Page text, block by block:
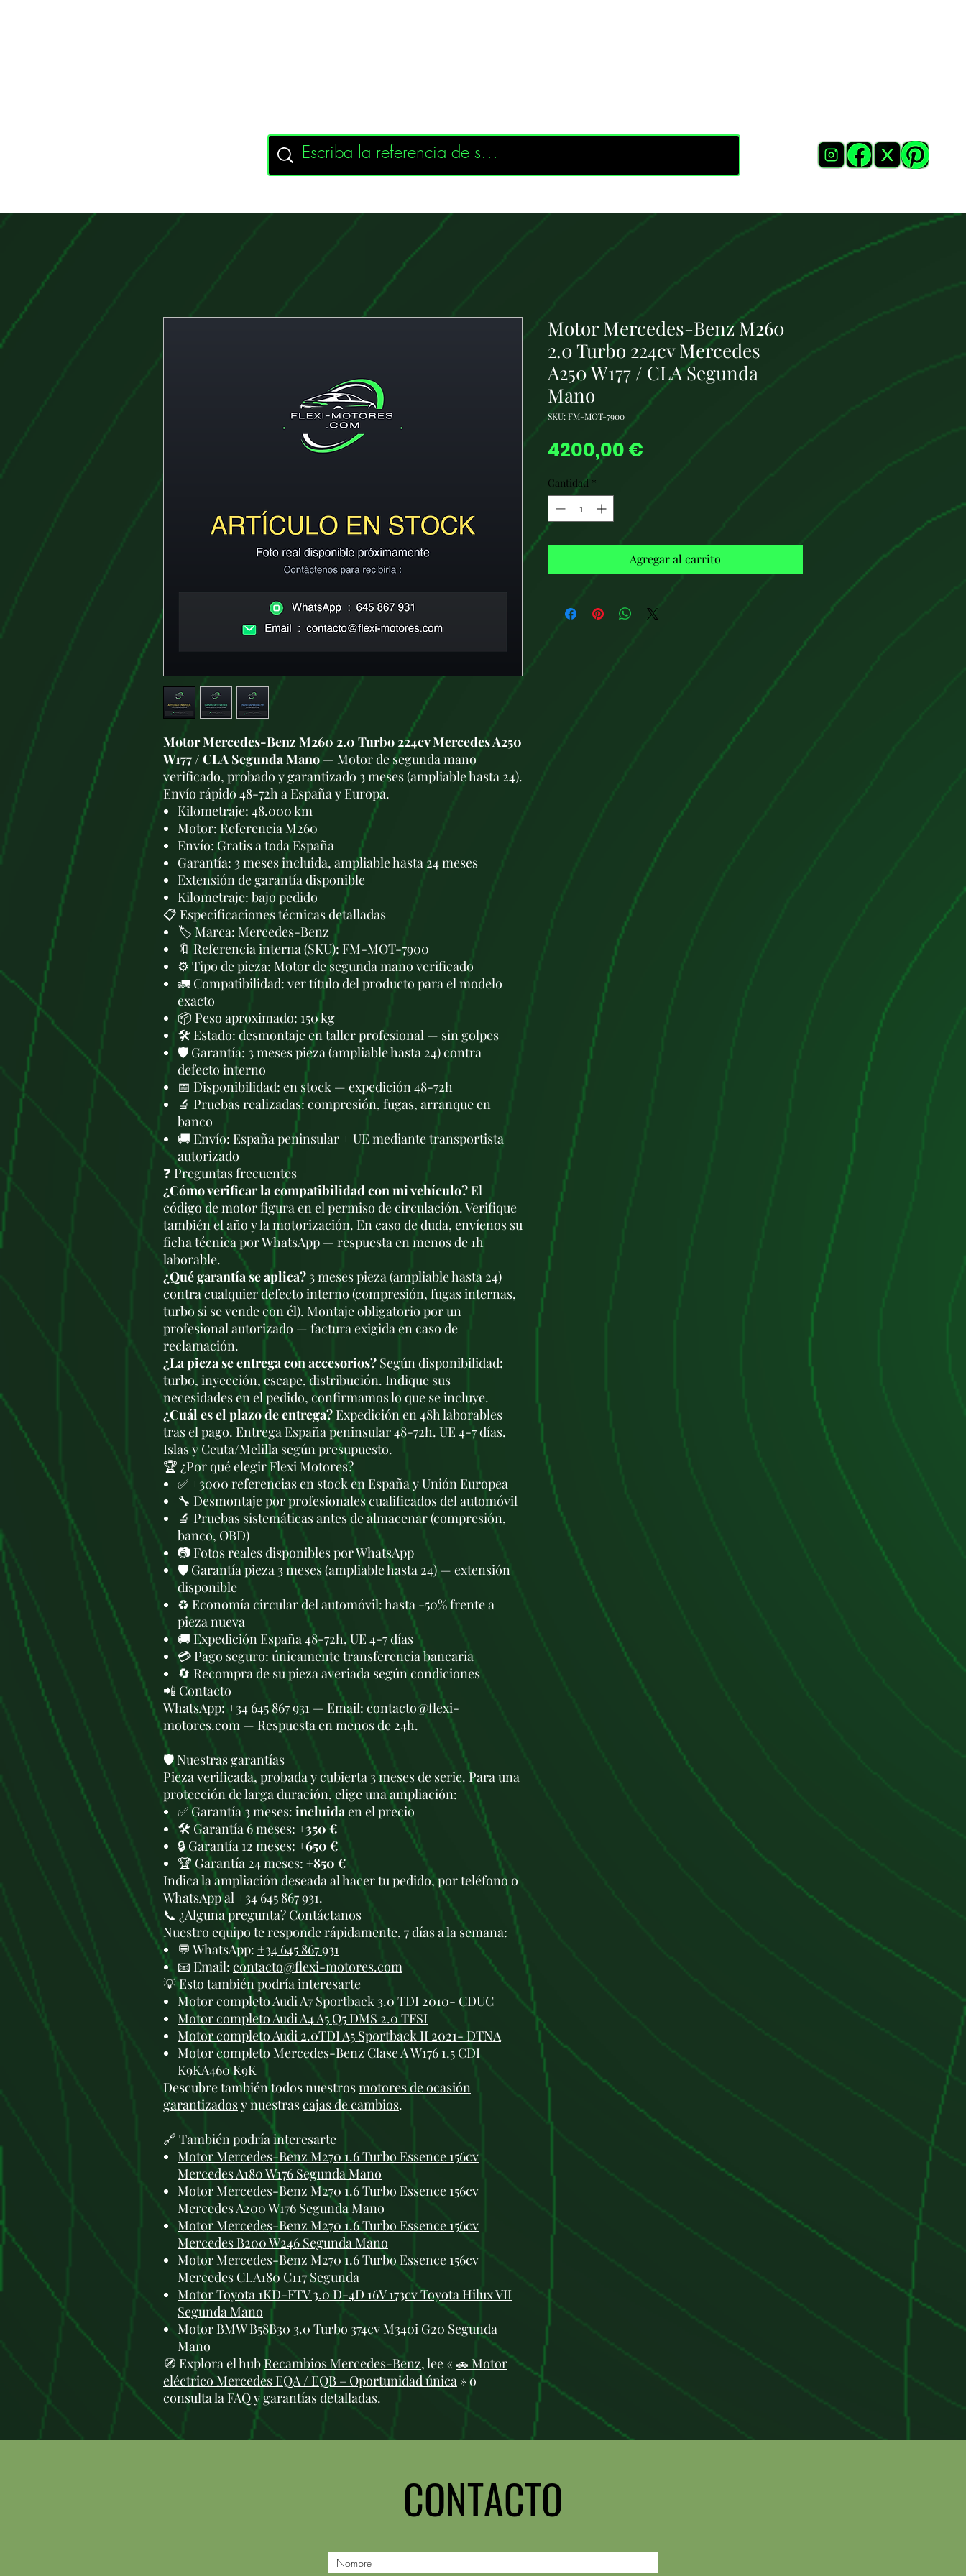
Motor Mercedes-Benz M260 2.0 Turbo 224cv Mercedes A250
W177 / CLA Segunda Mano— Motor de segunda mano
verificado, probado y garantizado 3 meses (ampliable hasta 24).
Envío rápido 48-72h a España y Europa.
Kilometraje: 48.000 km
Motor: Referencia M260
Envío: Gratis a toda España
Garantía: 3 meses incluida, ampliable hasta 24 meses
Extensión de garantía disponible
Kilometraje: bajo pedido
📋 Especificaciones técnicas detalladas
🏷️ Marca: Mercedes-Benz
🔖 Referencia interna (SKU): FM-MOT-7900
⚙️ Tipo de pieza: Motor de segunda mano verificado
🚛 Compatibilidad: ver título del producto para el modelo
exacto
📦 Peso aproximado: 150 kg
🛠 Estado: desmontaje en taller profesional — sin golpes
🛡️ Garantía: 3 meses pieza (ampliable hasta 24) contra
defecto interno
📅 Disponibilidad: en stock — expedición 48-72h
🔬 Pruebas realizadas: compresión, fugas, arranque en
banco
🚚 Envío: España peninsular + UE mediante transportista
autorizado
❓ Preguntas frecuentes
¿Cómo verificar la compatibilidad con mi vehículo? El
código de motor figura en el permiso de circulación. Verifique
también el año y la motorización. En caso de duda, envíenos su
ficha técnica por WhatsApp — respuesta en menos de 1h
laborable.
¿Qué garantía se aplica? 3 meses pieza (ampliable hasta 24)
contra cualquier defecto interno (compresión, fugas internas,
turbo si se vende con él). Montaje obligatorio por un
profesional autorizado — factura exigida en caso de
reclamación.
¿La pieza se entrega con accesorios? Según disponibilidad:
turbo, inyección, escape, distribución. Indique sus
necesidades en el pedido, confirmamos lo que se incluye.
¿Cuál es el plazo de entrega? Expedición en 48h laborables
tras el pago. Entrega España peninsular 48-72h. UE 4-7 días.
Islas y Ceuta/Melilla según presupuesto.
🏆 ¿Por qué elegir Flexi Motores?
✅ +3000 referencias en stock en España y Unión Europea
🔧 Desmontaje por profesionales cualificados del automóvil
🔬 Pruebas sistemáticas antes de almacenar (compresión,
banco, OBD)
📷 Fotos reales disponibles por WhatsApp
🛡️ Garantía pieza 3 meses (ampliable hasta 24) — extensión
disponible
♻️ Economía circular del automóvil: hasta -50% frente a
pieza nueva
🚚 Expedición España 48-72h, UE 4-7 días
💳 Pago seguro: únicamente transferencia bancaria
🔄 Recompra de su pieza averiada según condiciones
📲 Contacto
WhatsApp: +34 645 867 931 — Email: contacto@flexi-
motores.com — Respuesta en menos de 24h.
🛡️ Nuestras garantías
Pieza verificada, probada y cubierta 3 meses de serie. Para una
protección de larga duración, elige una ampliación:
✅ Garantía 3 meses: incluidaen el precio
🛠️ Garantía 6 meses: +350 €
🔒 Garantía 12 meses: +650 €
🏆 Garantía 24 meses: +850 €
Indica la ampliación deseada al hacer tu pedido, por teléfono o
WhatsApp al +34 645 867 931.
📞 ¿Alguna pregunta? Contáctanos
Nuestro equipo te responde rápidamente, 7 días a la semana:
💬 WhatsApp: +34 645 867 931
📧 Email: contacto@flexi-motores.com
💡 Esto también podría interesarte
Motor completo Audi A7 Sportback 3.0 TDI 2010- CDUC
Motor completo Audi A4 A5 Q5 DMS 2.0 TFSI
Motor completo Audi 2.0TDI A5 Sportback II 2021- DTNA
Motor completo Mercedes-Benz Clase A W176 1.5 CDI
K9KA460 K9K
Descubre también todos nuestrosmotores de ocasión
garantizadosy nuestrascajas de cambios.
🔗 También podría interesarte
Motor Mercedes-Benz M270 1.6 Turbo Essence 156cv
Mercedes A180 W176 Segunda Mano
Motor Mercedes-Benz M270 1.6 Turbo Essence 156cv
Mercedes A200 W176 Segunda Mano
Motor Mercedes-Benz M270 1.6 Turbo Essence 156cv
Mercedes B200 W246 Segunda Mano
Motor Mercedes-Benz M270 1.6 Turbo Essence 156cv
Mercedes CLA180 C117 Segunda
Motor Toyota 1KD-FTV 3.0 D-4D 16V 173cv Toyota Hilux VII
Segunda Mano
Motor BMW B58B30 3.0 Turbo 374cv M340i G20 Segunda
Mano
🧭 Explora el hubRecambios Mercedes-Benz, lee « 🚗 Motor
eléctrico Mercedes EQA / EQB – Oportunidad única » o
consulta la FAQ y garantías detalladas.
Motor Mercedes-Benz M260
2.0 Turbo 224cv Mercedes
A250 W177 / CLA Segunda
Mano
SKU: FM-MOT-7900
4200,00 €
Cantidad *
Agregar al carrito
CONTACTO